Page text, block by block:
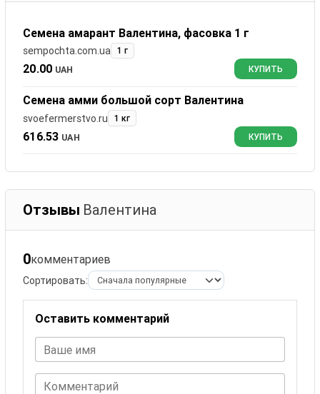
Семена амарант Валентина, фасовка 1 г
sempochta.com.ua 1 г
20.00 UAH КУПИТЬ
Семена амми большой сорт Валентина
svoefermerstvo.ru 1 кг
616.53 UAH КУПИТЬ
Отзывы Валентина
0комментариев
Сортировать:
Оставить комментарий
Ваше имя
Комментарий